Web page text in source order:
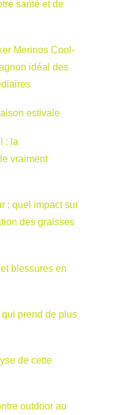
santé et de
Merinos Cool-
idéal des
estivale
: la
vraiment
: quel impact sur
des graisses
blessures en
prend de plus
de cette
outdoor au